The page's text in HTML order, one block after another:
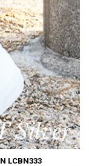
LCBN333